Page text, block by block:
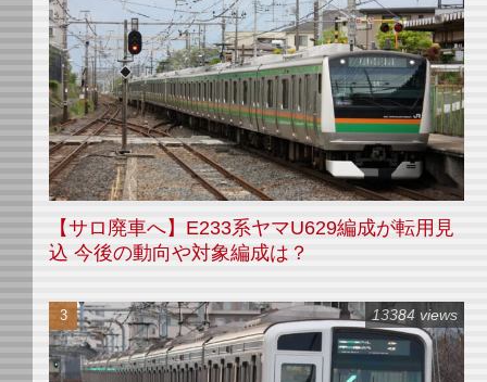
【サロ廃車へ】E233系ヤマU629編成が転用見
込 今後の動向や対象編成は？
13384 views